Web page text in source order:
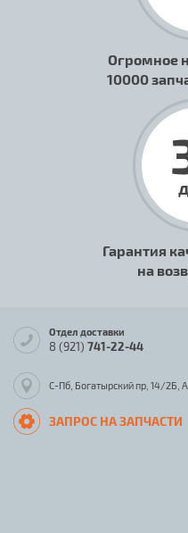
Огромное
10000
Гарантия
на
Отдел доставки
8 (921) 741-22-44
С-Пб, Богатырский пр, 14/2Б,
ЗАПРОС НА ЗАПЧАСТИ